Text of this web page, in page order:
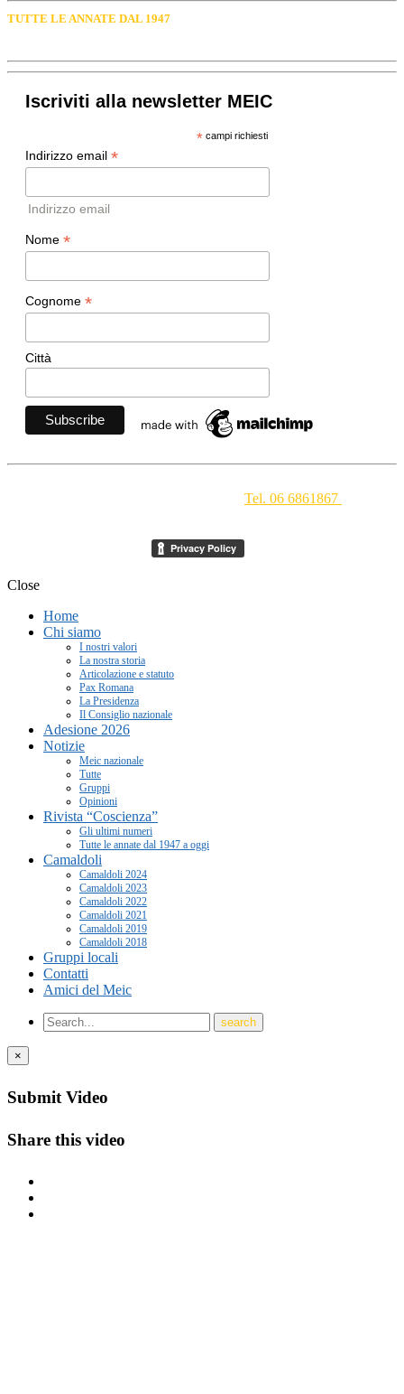
TUTTE LE ANNATE DAL 1947
Iscriviti alla newsletter MEIC
*campi richiesti
Indirizzo email *
Indirizzo email
Nome *
Cognome *
Città
Tel. 06 6861867
Close
Home
Chi siamo
I nostri valori
La nostra storia
Articolazione e statuto
Pax Romana
La Presidenza
Il Consiglio nazionale
Adesione 2026
Notizie
Meic nazionale
Tutte
Gruppi
Opinioni
Rivista “Coscienza”
Gli ultimi numeri
Tutte le annate dal 1947 a oggi
Camaldoli
Camaldoli 2024
Camaldoli 2023
Camaldoli 2022
Camaldoli 2021
Camaldoli 2019
Camaldoli 2018
Gruppi locali
Contatti
Amici del Meic
×
Submit Video
Share this video